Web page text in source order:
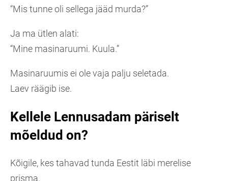
“Mis tunne oli sellega jääd murda?”
Ja ma ütlen alati:
“Mine masinaruumi. Kuula.”
Masinaruumis ei ole vaja palju seletada.
Laev räägib ise.
Kellele Lennusadam päriselt
mõeldud on?
Kõigile, kes tahavad tunda Eestit läbi merelise
prisma.